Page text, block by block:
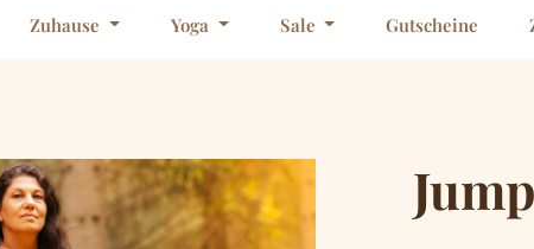
Zuhause Yoga Sale Gutscheine